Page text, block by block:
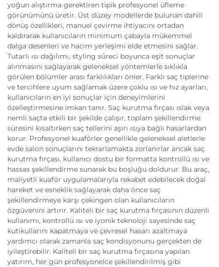
yoğun alıştırma gerektiren tipik profesyonel üfleme
görünümünü üretir. Üst düzey modellerde bulunan dahili
dönüş özellikleri, manuel çevirme ihtiyacını ortadan
kaldırarak kullanıcıların minimum çabayla mükemmel
dalga desenleri ve hacim yerleşimi elde etmesini sağlar.
Tutarlı ısı dağılımı, styling süreci boyunca eşit sonuçlar
alınmasını sağlayarak geleneksel yöntemlerle sıklıkla
görülen bölümler arası farklılıkları önler. Farklı saç tiplerine
ve tercihlere uyum sağlamak üzere çoklu ısı ve hız ayarları,
kullanıcıların en iyi sonuçlar için deneyimlerini
özelleştirmesine imkan tanır. Saç kurutma fırçası ıslak veya
nemli saçta etkili bir şekilde çalışır, toplam şekillendirme
süresini kısaltırken saç tellerini aşırı ısıya bağlı hasarlardan
korur. Profesyonel kuaförler genellikle geleneksel aletlerle
evde salon sonuçlarını tekrarlamakta zorlanırlar ancak saç
kurutma fırçası, kullanıcı dostu bir formatta kontrollü ısı ve
hassas şekillendirme sunarak bu boşluğu doldurur. Bu araç,
maliyetli kuaför uygulamalarıyla rekabet edebilecek doğal
hareket ve esneklik sağlayarak daha önce saç
şekillendirmeye karşı çekingen olan kullanıcıların
özgüvenini artırır. Kaliteli bir saç kurutma fırçasının düzenli
kullanımı, kontrollü ısı ve iyonik teknoloji sayesinde saç
kutikullarını kapatmaya ve çevresel hasarı azaltmaya
yardımcı olarak zamanla saç kondisyonunu gerçekten de
iyileştirebilir. Kaliteli bir saç kurutma fırçasına yapılan
yatırım, her gün profesyonelce şekillendirilmiş gibi